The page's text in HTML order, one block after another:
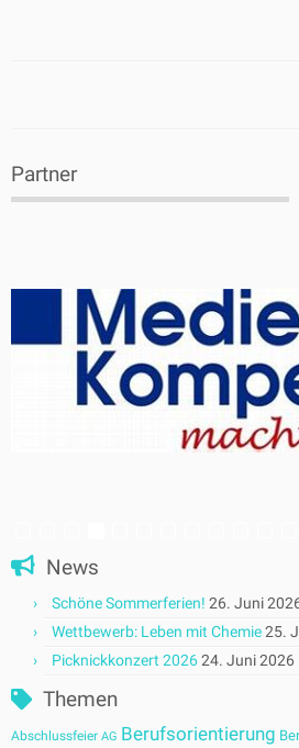
Partner
News
Schöne Sommerferien! 26. Juni
Wettbewerb: Leben mit Chemie25.
Picknickkonzert 202624. Juni 2026
Themen
Abschlussfeier AG Berufsorientierung